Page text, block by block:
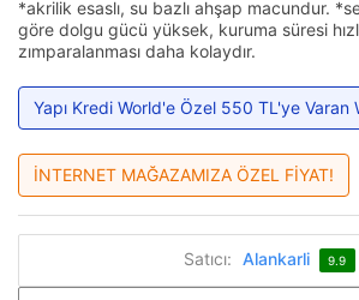
*akrilik esaslı, su bazlı ahşap macundur.
göre dolgu gücü yüksek, kuruma süresi
zımparalanması daha kolaydır.
Yapı Kredi World'e Özel 550 TL'ye Varan
İNTERNET MAĞAZAMIZA ÖZEL FİYAT!
Satıcı: Alankarli 9.9